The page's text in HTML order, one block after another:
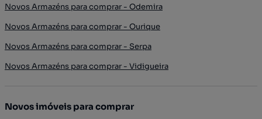
Novos Armazéns para comprar - Odemira
Novos Armazéns para comprar - Ourique
Novos Armazéns para comprar - Serpa
Novos Armazéns para comprar - Vidigueira
Novos imóveis para comprar